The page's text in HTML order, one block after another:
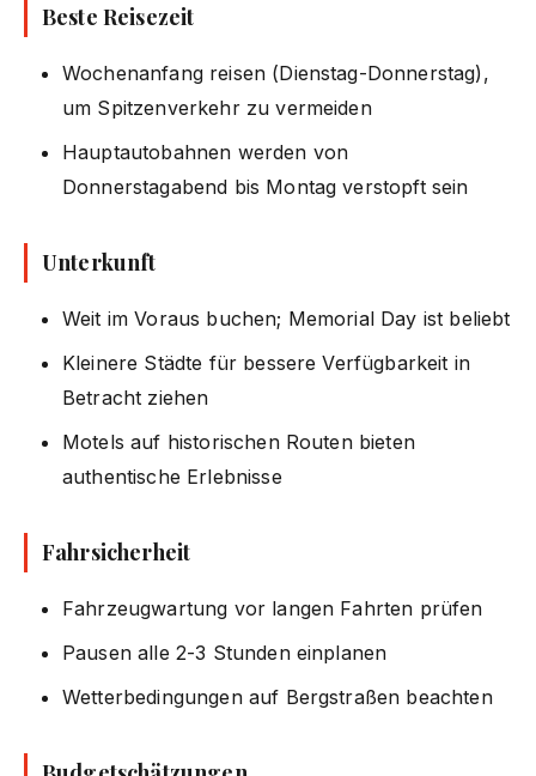
Beste Reisezeit
Wochenanfang reisen (Dienstag-Donnerstag),
um Spitzenverkehr zu vermeiden
Hauptautobahnen werden von
Donnerstagabend bis Montag verstopft sein
Unterkunft
Weit im Voraus buchen; Memorial Day ist beliebt
Kleinere Städte für bessere Verfügbarkeit in
Betracht ziehen
Motels auf historischen Routen bieten
authentische Erlebnisse
Fahrsicherheit
Fahrzeugwartung vor langen Fahrten prüfen
Pausen alle 2-3 Stunden einplanen
Wetterbedingungen auf Bergstraßen beachten